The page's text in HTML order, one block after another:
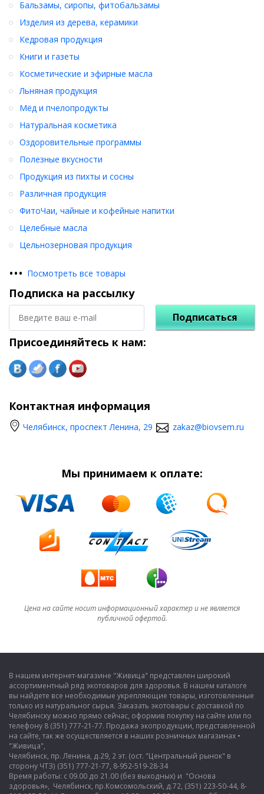
Калорийность 100 г. продукта:313 ккал.
Хранить:при t не более 25 С и относительной влажности
воздуха не выше 75 %.
Состав:
г.)
с доставкой по всей России !
Бальзамы, сиропы, фитобальзамы
Изделия из дерева, керамики
Кедровая продукция
Книги и газеты
Косметические и эфирные масла
Льняная продукция
Мёд и пчелопродукты
Натуральная косметика
Оздоровительные программы
Полезные вкусности
Продукция из пихты и сосны
Различная продукция
ФитоЧаи, чайные и кофейные напитки
Целебные масла
Цельнозерновая продукция
••• Посмотреть все товары
Подписка на рассылку
Подписаться
Присоединяйтесь к нам:
Контактная информация
Челябинск, проспект Ленина, 29 zakaz@biovsem.ru
Мы принимаем к оплате:
Цена на сайте носит информационный характер и не является
публичной офертой.
В нашем интернет-магазине "Живица" представлен широкий
ассортиментный ряд экотоваров для здоровья. В нашем каталоге
вы найдете все необходимые укрепляющие товары, изготовленные
только из натуральног сырья. Заказать экотовары с доставкой по
Челябинску можно прямо сейчас, оформив покупку на сайте или по
телефону 8 (351) 777-21-77. Продажа экопродукции, представленной
на сайте, так же осуществляется в наших розничных магазинах •
"Живица",
Челябинск, пр. Ленина, д.29, 2 эт. (ост. "Центральный рынок" в
сторону ЧТЗ) (351) 777-21-77, 8-952-519-28-34
Время работы: с 09.00 до 21.00 (без выходных) и "Основа
здоровья», Челябинск, пр.Комсомольский, д.72, (351) 223-50-44, 8-